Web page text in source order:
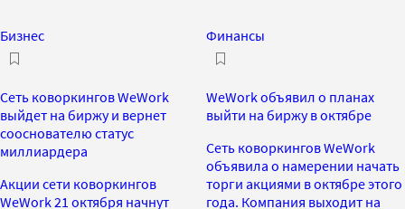
Бизнес
Сеть коворкингов WeWork
выйдет на биржу и вернет
сооснователю статус
миллиардера
Акции сети коворкингов
WeWork 21 октября начнут
Финансы
WeWork объявил о планах
выйти на биржу в октябре
Сеть коворкингов WeWork
объявила о намерении начать
торги акциями в октябре этого
года. Компания выходит на